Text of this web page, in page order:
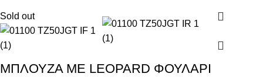
Sold out
ΜΠΛΟΥΖΑ ΜΕ LEOPARD ΦΟΥΛΑΡΙ